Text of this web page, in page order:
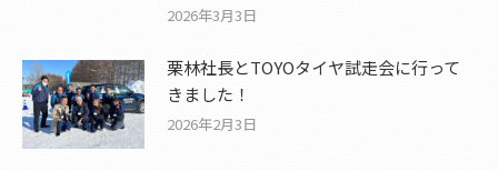
2026年3月3日
栗林社長とTOYOタイヤ試走会に行って
きました！
2026年2月3日